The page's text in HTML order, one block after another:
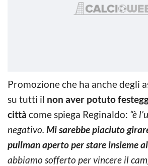
Promozione che ha anche degli
su tutti il non aver potuto
città come spiega Reginaldo: “è
negativo. Mi sarebbe piaciuto
pullman aperto per stare insieme
abbiamo sofferto per vincere il